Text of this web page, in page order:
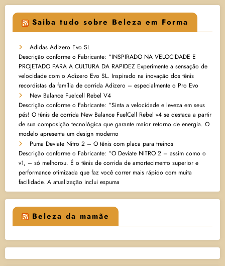
Saiba tudo sobre Beleza em Forma
Adidas Adizero Evo SL
Descrição conforme o Fabricante: “INSPIRADO NA VELOCIDADE E
PROJETADO PARA A CULTURA DA RAPIDEZ Experimente a sensação de
velocidade com o Adizero Evo SL. Inspirado na inovação dos tênis
recordistas da família de corrida Adizero – especialmente o Pro Evo
New Balance Fuelcell Rebel V4
Descrição conforme o Fabricante: “Sinta a velocidade e leveza em seus
pés! O tênis de corrida New Balance FuelCell Rebel v4 se destaca a partir
de sua composição tecnológica que garante maior retorno de energia. O
modelo apresenta um design moderno
Puma Deviate Nitro 2 – O tênis com placa para treinos
Descrição conforme o Fabricante: “O Deviate NITRO 2 – assim como o
v1, – só melhorou. É o tênis de corrida de amortecimento superior e
performance otimizada que faz você correr mais rápido com muita
facilidade. A atualização inclui espuma
Beleza da mamãe